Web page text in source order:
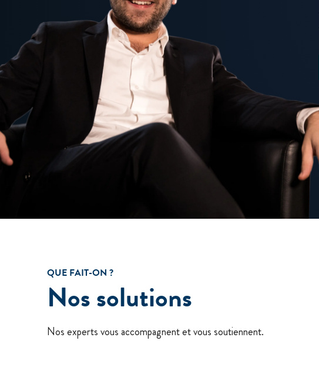
QUE FAIT-ON ?
Nos solutions
Nos experts vous accompagnent et vous soutiennent.